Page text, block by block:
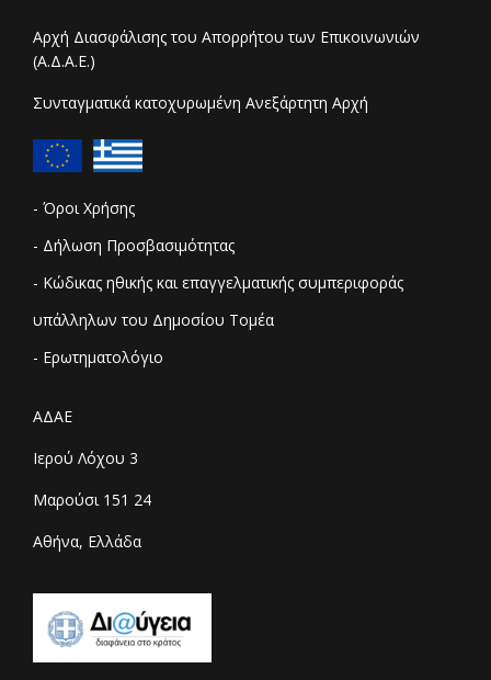
Αρχή Διασφάλισης του Απορρήτου των Επικοινωνιών
(Α.Δ.Α.Ε.)
Συνταγματικά κατοχυρωμένη Ανεξάρτητη Αρχή
- Όροι Χρήσης
- Δήλωση Προσβασιμότητας
- Κώδικας ηθικής και επαγγελματικής συμπεριφοράς
υπάλληλων του Δημοσίου Τομέα
- Ερωτηματολόγιο
ΑΔΑΕ
Ιερού Λόχου 3
Μαρούσι 151 24
Αθήνα, Ελλάδα